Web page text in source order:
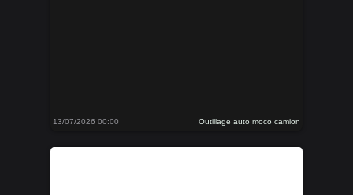
13/07/2026 00:00 Outillage auto moco camion